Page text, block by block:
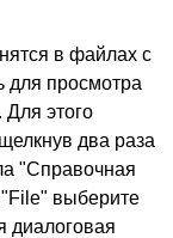
в файлах с
для просмотра
этого
два раза
"Справочная
выберите
диалоговая